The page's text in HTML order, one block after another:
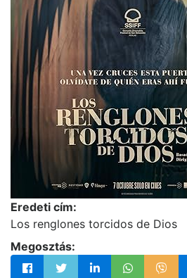
Eredeti cím:
Los renglones torcidos de Dios
Megosztás: